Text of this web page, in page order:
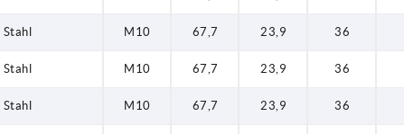
Stahl M10 67,7 23,9 36
Stahl M10 67,7 23,9 36
Stahl M10 67,7 23,9 36